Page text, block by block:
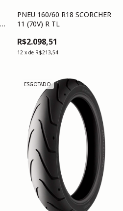
PNEU 160/60 R18 SCORCHER
11 (70V) R TL
R$2.098,51
12 x de R$213,54
ESGOTADO